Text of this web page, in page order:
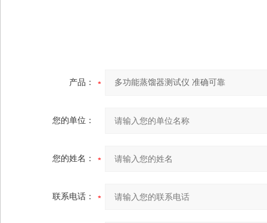
产品：
您的单位：
您的姓名：
联系电话：